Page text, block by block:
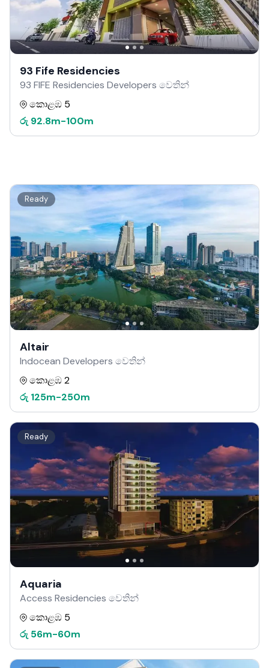
93 Fife Residencies
93 FIFE Residencies Developers වෙතින්
කොළඹ 5
රු 92.8m-100m
Ready
Altair
Indocean Developers වෙතින්
කොළඹ 2
රු 125m-250m
Ready
Aquaria
Access Residencies වෙතින්
කොළඹ 5
රු 56m-60m